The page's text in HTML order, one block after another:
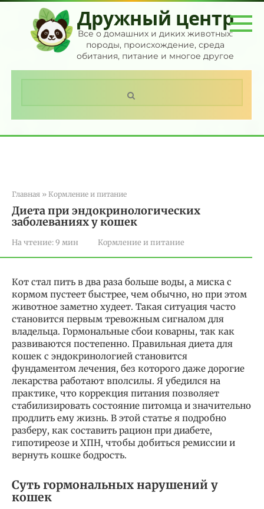
Перейти
контенту
Дружный центр
Все о домашних и диких животных:
породы, происхождение, среда
обитания, питание и многое другое
Главная » Кормление и питание
Диета при эндокринологических
заболеваниях у кошек
На чтение:9 мин Кормление и питание
Кот стал пить в два раза больше воды, а миска с
кормом пустеет быстрее, чем обычно, но при этом
животное заметно худеет. Такая ситуация часто
становится первым тревожным сигналом для
владельца. Гормональные сбои коварны, так как
развиваются постепенно. Правильная диета для
кошек с эндокринологией становится
фундаментом лечения, без которого даже дорогие
лекарства работают вполсилы. Я убедился на
практике, что коррекция питания позволяет
стабилизировать состояние питомца и значительно
продлить ему жизнь. В этой статье я подробно
разберу, как составить рацион при диабете,
гипотиреозе и ХПН, чтобы добиться ремиссии и
вернуть кошке бодрость.
Суть гормональных нарушений у
кошек